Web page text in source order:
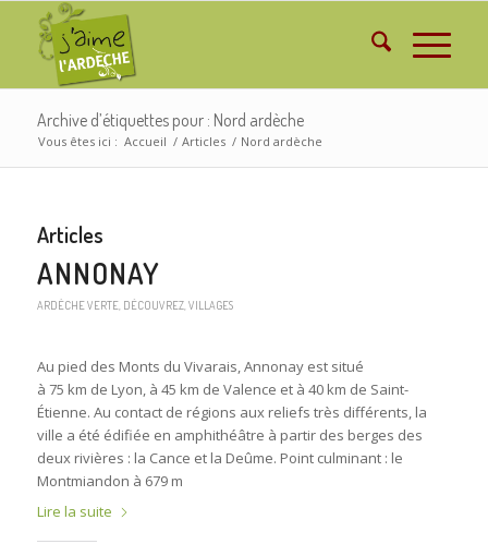
Archive d’étiquettes pour : Nord ardèche
Vous êtes ici : Accueil / Articles / Nord ardèche
Articles
ANNONAY
ARDÈCHE VERTE, DÉCOUVREZ, VILLAGES
Au pied des Monts du Vivarais, Annonay est situé
à 75 km de Lyon, à 45 km de Valence et à 40 km de Saint-
Étienne. Au contact de régions aux reliefs très différents, la
ville a été édifiée en amphithéâtre à partir des berges des
deux rivières : la Cance et la Deûme. Point culminant : le
Montmiandon à 679 m
Lire la suite